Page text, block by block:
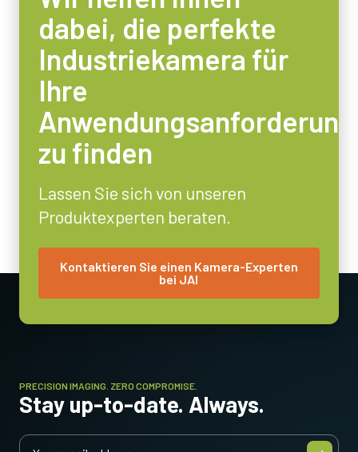
dabei, die perfekte
Industriekamera für
Ihre
zu finden
Lassen Sie sich von unseren
Produktexperten beraten.
Kontaktieren Sie einen Kamera-Experten
bei JAI
PRECISION IMAGING. ZERO COMPROMISE.
Stay up-to-date. Always.